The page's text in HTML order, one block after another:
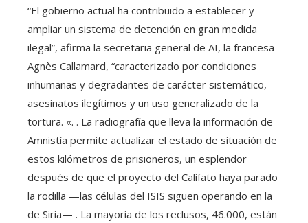
“El gobierno actual ha contribuido a establecer y
ampliar un sistema de detención en gran medida
ilegal”, afirma la secretaria general de AI, la francesa
Agnès Callamard, “caracterizado por condiciones
inhumanas y degradantes de carácter sistemático,
asesinatos ilegítimos y un uso generalizado de la
tortura. «. . La radiografía que lleva la información de
Amnistía permite actualizar el estado de situación de
estos kilómetros de prisioneros, un esplendor
después de que el proyecto del Califato haya parado
la rodilla —las células del ISIS siguen operando en la
de Siria— . La mayoría de los reclusos, 46.000, están